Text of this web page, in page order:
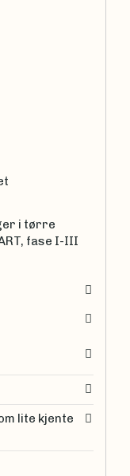
i tørre
fase I-III
lite kjente